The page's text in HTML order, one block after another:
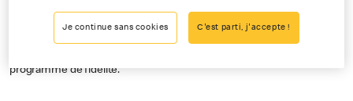
Bien sûr, tu collectionnes aussi des points avec chaque commande
programme de fidélité.
Je continue sans cookies C'est parti, j'accepte !